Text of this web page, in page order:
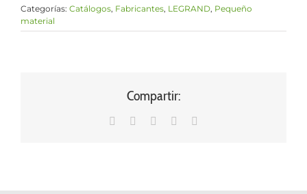
Categorías: Catálogos, Fabricantes, LEGRAND, Pequeño
material
Compartir:
WhatsAppLinkedInFacebook